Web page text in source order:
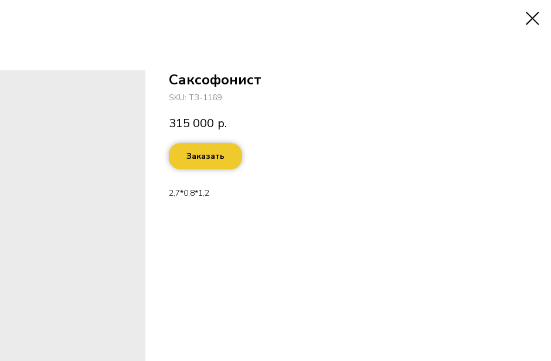
Саксофонист
SKU: ТЗ-1169
315 000 р.
Заказать
2,7*0,8*1,2